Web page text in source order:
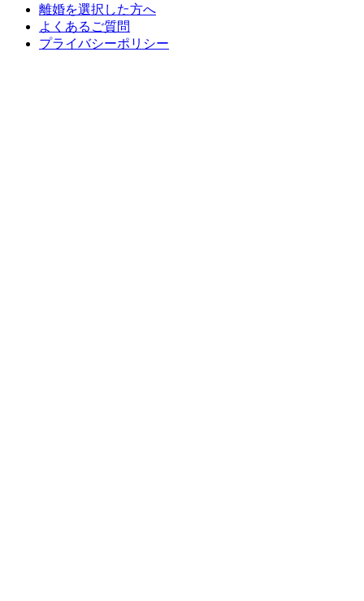
離婚を選択した方へ
よくあるご質問
プライバシーポリシー